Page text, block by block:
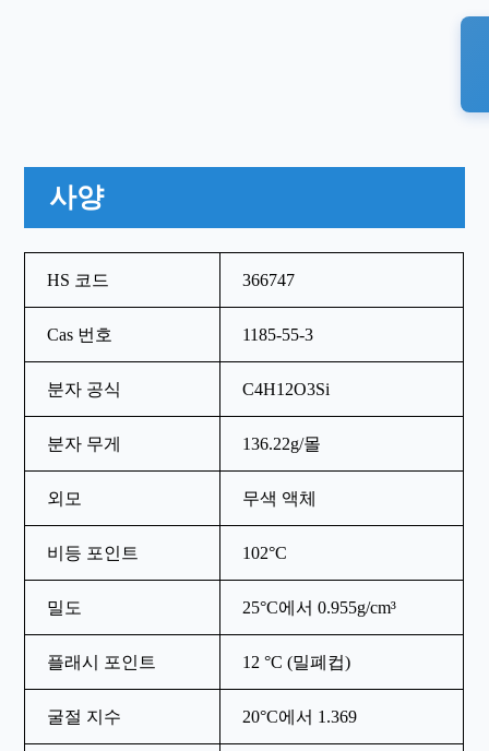
사양
HS 코드 366747
Cas 번호 1185-55-3
분자 공식 C4H12O3Si
분자 무게 136.22g/몰
외모 무색 액체
비등 포인트 102°C
밀도 25°C에서 0.955g/cm³
플래시 포인트 12 °C (밀폐컵)
굴절 지수 20°C에서 1.369